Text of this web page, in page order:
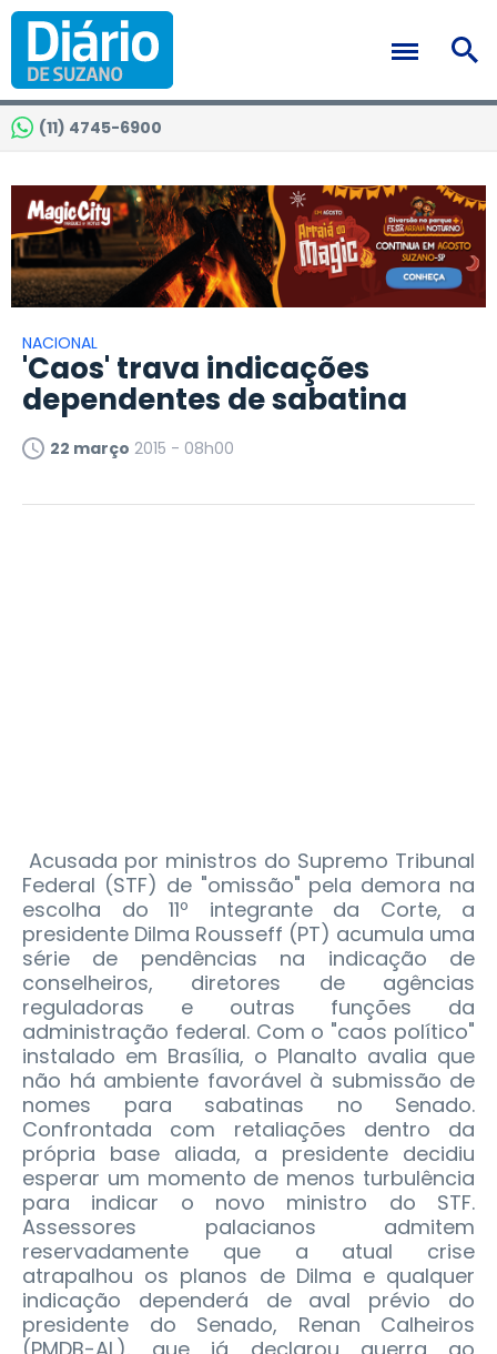
(11) 4745-6900
NACIONAL
'Caos' trava indicações
dependentes de sabatina
22 março 2015 - 08h00
Acusada por ministros do Supremo Tribunal
Federal (STF) de "omissão" pela demora na
escolha do 11º integrante da Corte, a
presidente Dilma Rousseff (PT) acumula uma
série de pendências na indicação de
conselheiros, diretores de agências
reguladoras e outras funções da
administração federal. Com o "caos político"
instalado em Brasília, o Planalto avalia que
não há ambiente favorável à submissão de
nomes para sabatinas no Senado.
Confrontada com retaliações dentro da
própria base aliada, a presidente decidiu
esperar um momento de menos turbulência
para indicar o novo ministro do STF.
Assessores palacianos admitem
reservadamente que a atual crise
atrapalhou os planos de Dilma e qualquer
indicação dependerá de aval prévio do
presidente do Senado, Renan Calheiros